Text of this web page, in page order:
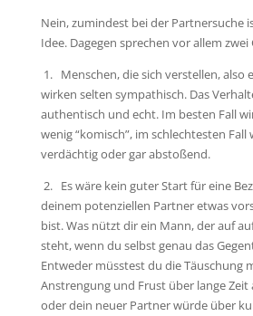
Nein, zumindest bei der Partnersuche
Idee. Dagegen sprechen vor allem zwei
1. Menschen, die sich verstellen, also
wirken selten sympathisch. Das
authentisch und echt. Im besten Fall
wenig “komisch”, im schlechtesten
verdächtig oder gar abstoßend.
2. Es wäre kein guter Start für eine
deinem potenziellen Partner etwas
bist. Was nützt dir ein Mann, der auf
steht, wenn du selbst genau das
Entweder müsstest du die Täuschung
Anstrengung und Frust über lange
oder dein neuer Partner würde über